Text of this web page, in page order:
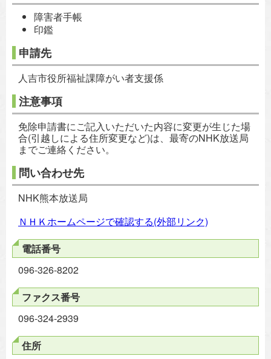
障害者手帳
印鑑
申請先
人吉市役所福祉課障がい者支援係
注意事項
免除申請書にご記入いただいた内容に変更が生じた場
合(引越しによる住所変更など)は、最寄のNHK放送局
までご連絡ください。
問い合わせ先
NHK熊本放送局
ＮＨＫホームページで確認する(外部リンク)
電話番号
096-326-8202
ファクス番号
096-324-2939
住所